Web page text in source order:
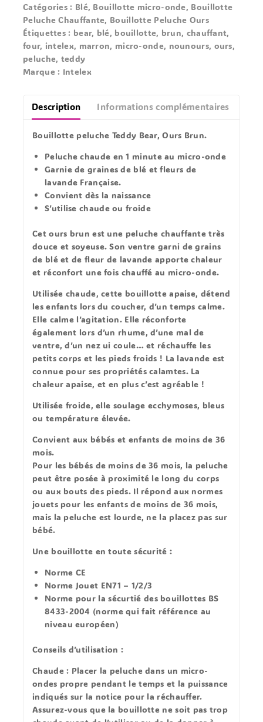
Catégories : Blé, Bouillotte micro-onde, Bouillotte
Peluche Chauffante, Bouillotte Peluche Ours
Étiquettes : bear, blé, bouillotte, brun, chauffant,
four, intelex, marron, micro-onde, nounours, ours,
peluche, teddy
Marque : Intelex
Description Informations complémentaires
Bouillotte peluche Teddy Bear, Ours Brun.
Peluche chaude en 1 minute au micro-onde
Garnie de graines de blé et fleurs de
lavande Française.
Convient dès la naissance
S’utilise chaudeou froide
Cet ours brun est une peluche chauffante très
douce et soyeuse. Son ventre garni de grains
de blé et de fleur de lavande apporte chaleur
et réconfort une fois chauffé au micro-onde.
Utilisée chaude, cette bouillotteapaise, détend
les enfants lors du coucher, d’un temps calme.
Elle calme l’agitation. Elle réconforte
également lors d’un rhume, d’une mal de
ventre, d’un nez ui coule… et réchauffe les
petits corps et les pieds froids ! La lavande est
connue pour ses propriétés calamtes. La
chaleur apaise, et en plus c’est agréable !
Utilisée froide, elle soulage ecchymoses, bleus
ou température élevée.
Convient aux bébés et enfants de moins de 36
mois.
Pour les bébés de moins de 36 mois, la peluche
peut être posée à proximité le long du corps
ou aux bouts des pieds. Il répond aux normes
jouets pour les enfants de moins de 36 mois,
mais la peluche est lourde, ne la placez pas sur
bébé.
Une bouillotte en toute sécurité :
Norme CE
Norme Jouet EN71 – 1/2/3
Norme pour la sécurtié des bouillottes BS
8433-2004 (norme qui fait référence au
niveau européen)
Conseils d’utilisation :
Chaude: Placer la peluche dans un micro-
ondes propre pendant le temps et la puissance
indiqués sur la notice pour la réchauffer.
Assurez-vous que la bouillotte ne soit pas trop